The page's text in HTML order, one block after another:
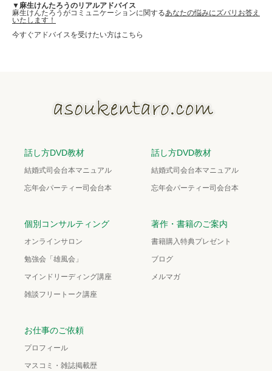
▼麻生けんたろうのリアルアドバイス
麻生けんたろうがコミュニケーションに関するあなたの悩みにズバリお答え
いたします！
今すぐアドバイスを受けたい方はこちら
話し方DVD教材
結婚式司会台本マニュアル
忘年会パーティー司会台本
話し方DVD教材
結婚式司会台本マニュアル
忘年会パーティー司会台本
個別コンサルティング
オンラインサロン
勉強会「雄風会」
マインドリーディング講座
雑談フリートーク講座
著作・書籍のご案内
書籍購入特典プレゼント
ブログ
メルマガ
お仕事のご依頼
プロフィール
マスコミ・雑誌掲載歴